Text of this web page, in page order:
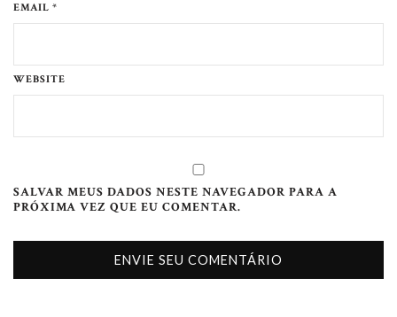
EMAIL *
WEBSITE
SALVAR MEUS DADOS NESTE NAVEGADOR PARA A
PRÓXIMA VEZ QUE EU COMENTAR.